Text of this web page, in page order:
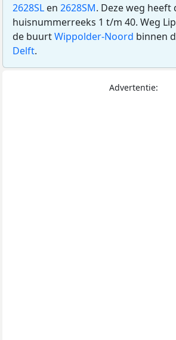
2628SL en 2628SM. Deze weg heeft
huisnummerreeks 1 t/m 40. Weg
de buurtWippolder-Noord binnen
Delft.
Advertentie: